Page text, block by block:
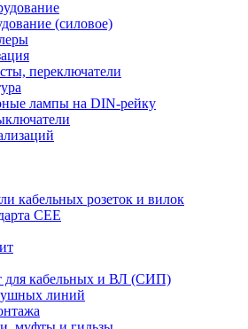
(силовое)
переключатели
лампы на DIN-рейку
кабельных розеток и вилок
CEE
для кабельных и ВЛ (СИП)
линий